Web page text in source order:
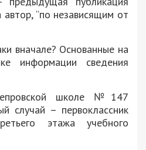
автор, “по независящим от
вначале? Основанные на
информации сведения
школе №147
случай – первоклассник
этажа учебного